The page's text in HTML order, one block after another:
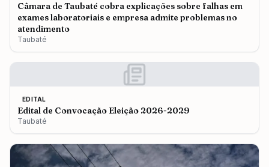
Câmara de Taubaté cobra explicações sobre falhas em
exames laboratoriais e empresa admite problemas no
atendimento
Taubaté
EDITAL
Edital de Convocação Eleição 2026-2029
Taubaté